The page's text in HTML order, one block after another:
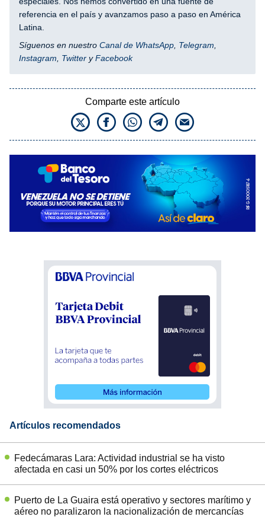
referencia en el país y avanzamos paso a paso en América
Latina.
Síguenos en nuestro Canal de WhatsApp Telegram
Instagram
Twitter yFacebook
Comparte este artículo
Artículos recomendados
Fedecámaras Lara: Actividad industrial se ha visto
afectada en casi un 50% por los cortes eléctricos
Puerto de La Guaira está operativo y sectores marítimo y
aéreo no paralizaron la nacionalización de mercancías